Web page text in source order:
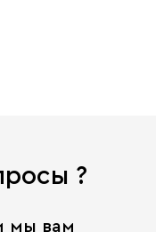
?
мы вам